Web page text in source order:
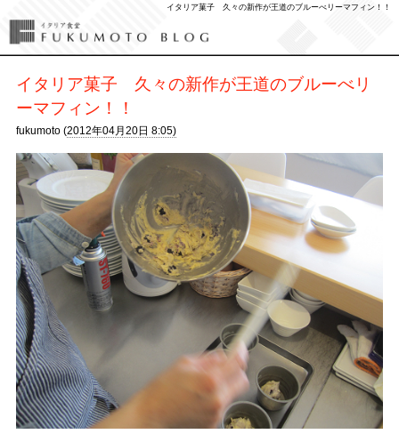
イタリア菓子 久々の新作が王道のブルーべリーマフィン！！
イタリア菓子 久々の新作が王道のブルーべリ
ーマフィン！！
fukumoto (2012年04月20日 8:05)